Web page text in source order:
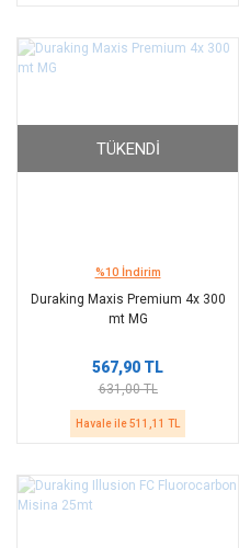
TÜKENDI
%10 İndirim
Duraking Maxis Premium 4x 300
mt MG
567,90 TL
631,00 TL
Havale ile 511,11 TL